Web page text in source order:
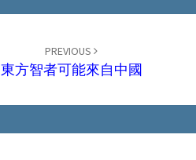
PREVIOUS
東方智者可能來自中國